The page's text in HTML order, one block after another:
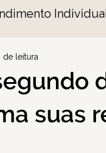
suas
de leitura
5 estrelas.